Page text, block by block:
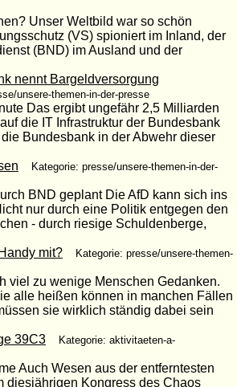
Unser Weltbild war so schön
(VS) spioniert im Inland, der
(BND) im Ausland und der
nennt Bargeldversorgung
unsere-themen-in-der-presse
Das ergibt ungefähr 2,5 Milliarden
die IT Infrastruktur der Bundesbank
Bundesbank in der Abwehr dieser
Kategorie: presse/unsere-themen-in-der-
BND geplant Die AfD kann sich ins
nur durch eine Politik entgegen den
- durch riesige Schuldenberge,
mit?
Kategorie: presse/unsere-themen-
viel zu wenige Menschen Gedanken.
alle heißen können in manchen Fällen
sie wirklich ständig dabei sein
39C3
Kategorie: aktivitaeten-a-
Auch Wesen aus der entferntesten
diesjährigen Kongress des Chaos